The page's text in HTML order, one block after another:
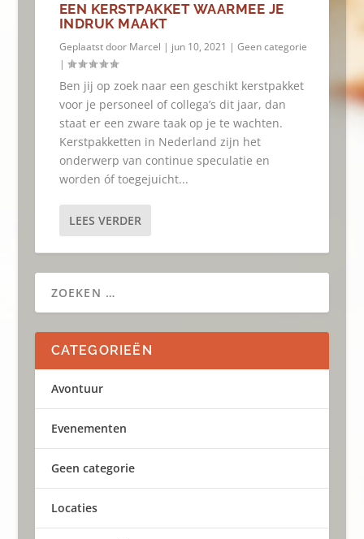
EEN KERSTPAKKET WAARMEE JE
INDRUK MAAKT
Geplaatst door Marcel | jun 10, 2021 | Geen categorie
|
Ben jij op zoek naar een geschikt kerstpakket
voor je personeel of collega’s dit jaar, dan
staat er een zware taak op je te wachten.
Kerstpakketten in Nederland zijn het
onderwerp van continue speculatie en
worden óf toegejuicht...
LEES VERDER
CATEGORIEËN
Avontuur
Evenementen
Geen categorie
Locaties